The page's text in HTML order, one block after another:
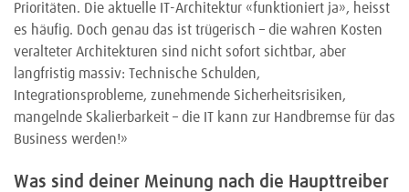
Prioritäten. Die aktuelle IT-Architektur «funktioniert ja», heisst
es häufig. Doch genau das ist trügerisch – die wahren Kosten
veralteter Architekturen sind nicht sofort sichtbar, aber
langfristig massiv: Technische Schulden,
Integrationsprobleme, zunehmende Sicherheitsrisiken,
mangelnde Skalierbarkeit – die IT kann zur Handbremse für das
Business werden!»
Was sind deiner Meinung nach die Haupttreiber